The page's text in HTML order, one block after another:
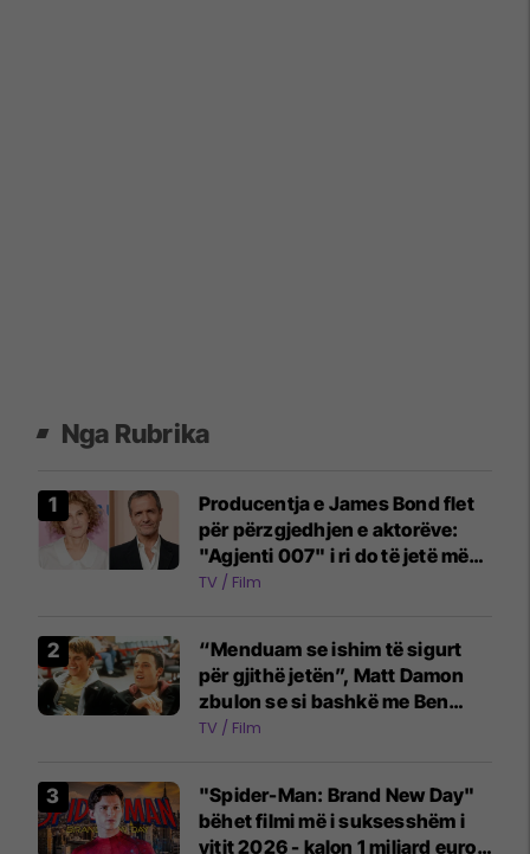
Nga Rubrika
Producentja e James Bond flet
për përzgjedhjen e aktorëve:
"Agjenti 007" i ri do të jetë më
emocionues dhe ndryshe
TV / Film
“Menduam se ishim të sigurt
për gjithë jetën”, Matt Damon
zbulon se si bashkë me Ben
Affleck mbetën pa para pas
TV / Film
"Spider-Man: Brand New Day"
bëhet filmi më i suksesshëm i
vitit 2026 - kalon 1 miliard euro